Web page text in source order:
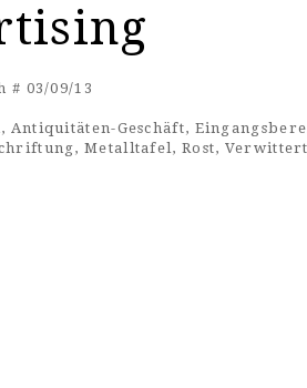
# 03/09/13
, Antiquitäten-Geschäft,
,Metalltafel, Rost, Verwittert